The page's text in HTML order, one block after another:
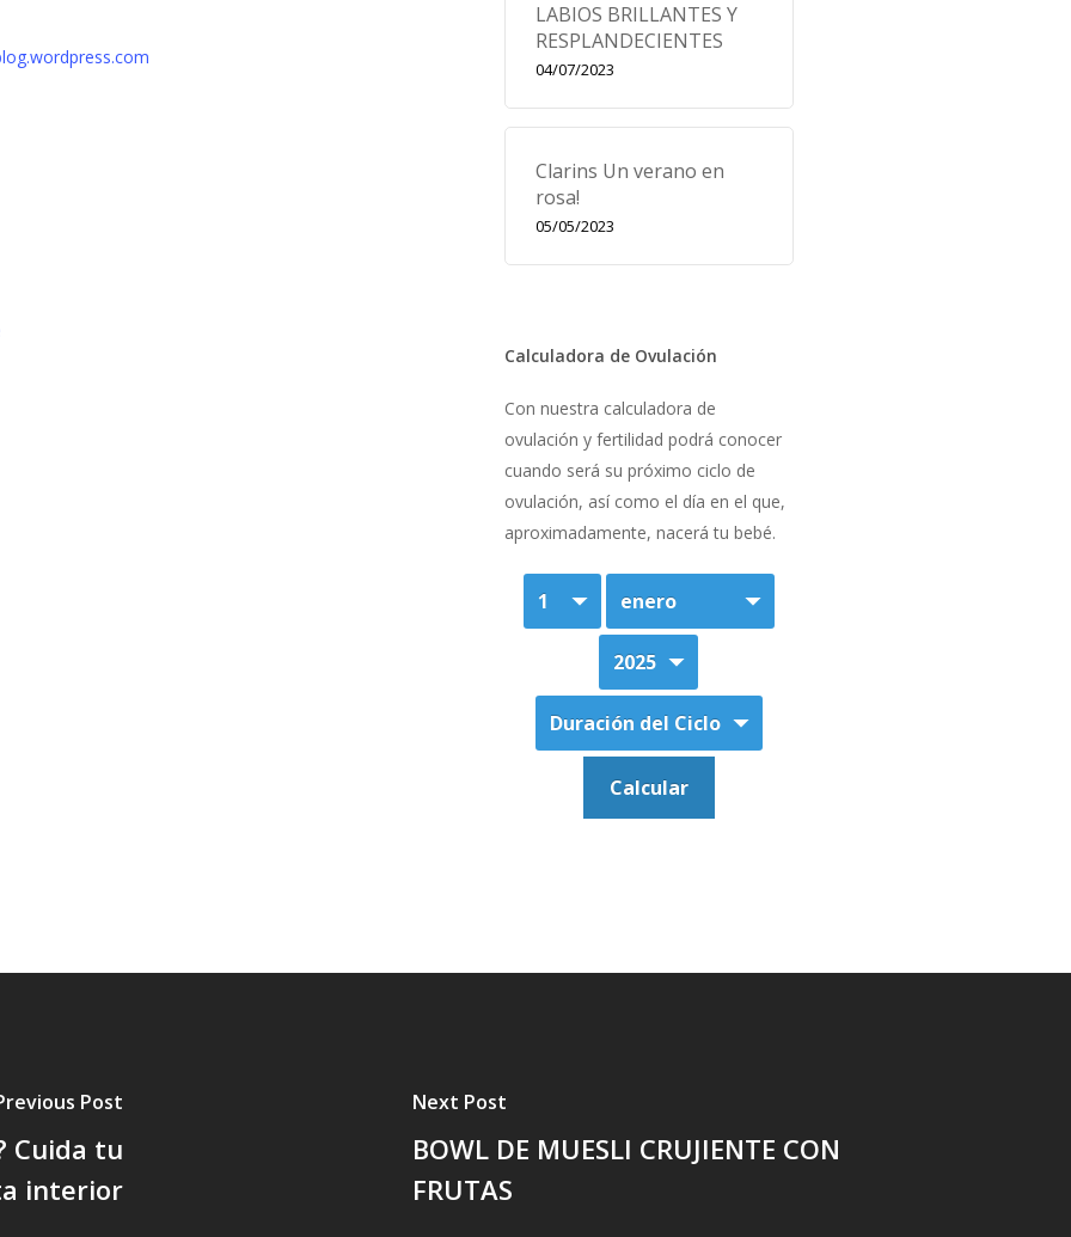
LABIOS BRILLANTES Y
RESPLANDECIENTES
04/07/2023
Clarins Un verano en
rosa!
05/05/2023
Calculadora de Ovulación
Con nuestra calculadora de
ovulación y fertilidad podrá conocer
cuando será su próximo ciclo de
ovulación, así como el día en el que,
aproximadamente, nacerá tu bebé.
Post
Cuida tu
interior
Next Post
BOWL DE MUESLI CRUJIENTE CON
FRUTAS